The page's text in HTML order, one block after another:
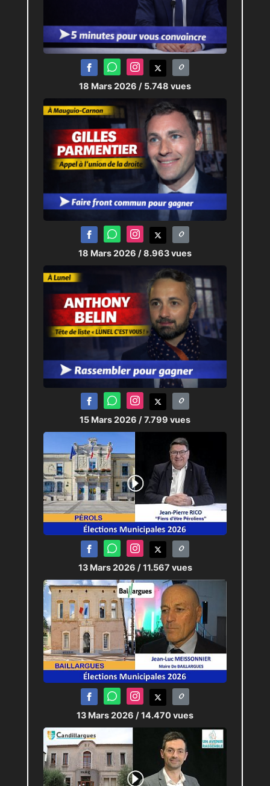
18 Mars 2026 / 5.748 vues
18 Mars 2026 / 8.963 vues
15 Mars 2026 / 7.799 vues
13 Mars 2026 / 11.567 vues
13 Mars 2026 / 14.470 vues